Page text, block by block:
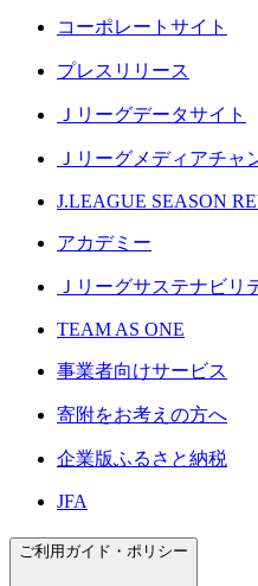
コーポレートサイト
プレスリリース
Ｊリーグデータサイト
Ｊリーグメディアチャ
J.LEAGUE SEASON
アカデミー
Ｊリーグサステナビリ
TEAM AS ONE
事業者向けサービス
寄附をお考えの方へ
企業版ふるさと納税
JFA
ご利用ガイド・ポリシー